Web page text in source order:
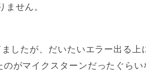
せん。
したが、だいたいエラー出る上
がマイクスターンだったぐら